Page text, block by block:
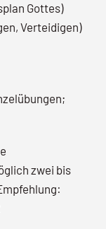
Gottes)
Verteidigen)
zwei bis